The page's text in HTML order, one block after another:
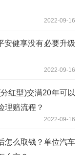
2022-09-16
安健享没有必要升级
2022-09-16
红型)交满20年可以
理赔流程？
2022-09-16
怎么取钱？单位汽车